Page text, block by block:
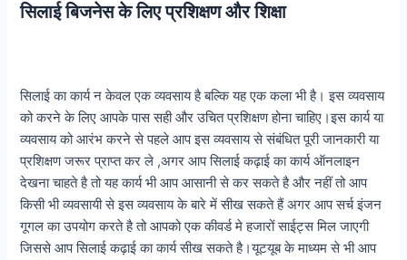
सिलाई बिजनेस के लिए प्रशिक्षण और शिक्षा
सिलाई का कार्य न केवल एक व्यवसाय है बल्कि यह एक कला भी है। इस व्यवसाय
को करने के लिए आपके पास सही और उचित प्रशिक्षण होना चाहिए।इस कार्य या
व्यवसाय को आरंभ करने से पहले आप इस व्यवसाय से संबंधित पूरी जानकारी या
प्रशिक्षण जरूर प्राप्त कर ले ,अगर आप सिलाई कढ़ाई का कार्य ऑनलाइन
देखना चाहते है तो यह कार्य भी आप आसानी से कर सकते है और नहीं तो आप
किसी भी व्यवसायी से इस व्यवसाय के बारे में सीख सकते हैं अगर आप सर्च इंजन
गूगल का उपयोग करते है तो आपको एक कीवर्ड मे हजारों साईट्स मिल जाएगी
जिससे आप सिलाई कढ़ाई का कार्य सीख सकते है।यूटयूब के माध्यम से भी आप